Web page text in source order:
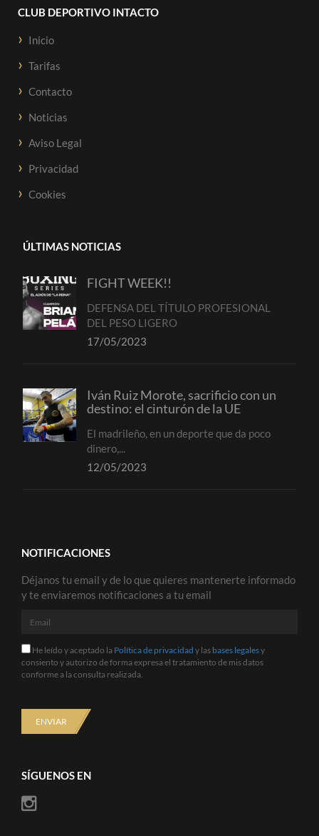
CLUB DEPORTIVO INTACTO
Inicio
Tarifas
Contacto
Noticias
Aviso Legal
Privacidad
Cookies
ÚLTIMAS NOTICIAS
FIGHT WEEK!!
DEFENSA DEL TÍTULO PROFESIONAL
DEL PESO LIGERO
17/05/2023
Iván Ruiz Morote, sacrificio con un
destino: el cinturón de la UE
El madrileño, en un deporte que da poco
dinero,...
12/05/2023
NOTIFICACIONES
Déjanos tu email y de lo que quieres mantenerte informado
y te enviaremos notificaciones a tu email
Email
He
leído
y
Política
de
privacidad
legales
consiento
He leído y aceptado la Política de privacidad y las bases legalesy
consiento y autorizo de forma expresa el tratamiento de mis datos
conforme a la consulta realizada.
ENVIAR
SÍGUENOS EN